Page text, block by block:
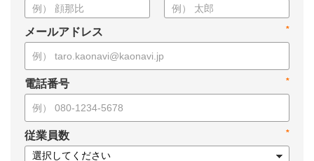
*
メールアドレス
*
電話番号
*
従業員数